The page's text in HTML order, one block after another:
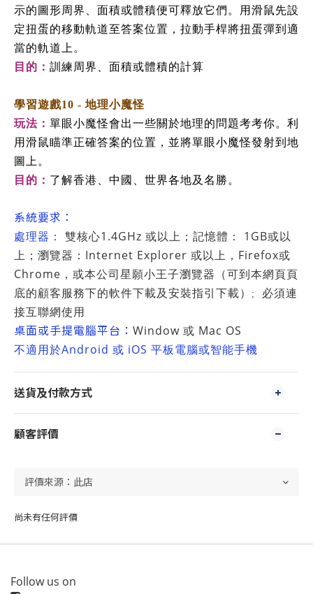
示的圖形周界、面積或體積便可釋放它們。用滑鼠先設
定扭蛋的移動軌道至答案位置，拉動手桿將扭蛋彈到適
當的軌道上。
目的： 訓練周界、面積或體積的計算
學習遊戲10 - 地理小魔怪
玩法： 單眼小魔怪會出一些關於地理的問題考考你。利
用滑鼠瞄準正確答案的位置，並將單眼小魔怪發射到地
圖上。
目的： 了解香港、中國、世界各地及名勝。
系統要求：
處理器： 雙核心1.4GHz 或以上；記憶體： 1GB或以
上；瀏覽器： Internet Explorer 或以上， Firefox或
Chrome ， 或本公司星願小王子瀏覽器（可到本網頁頁
底的顧客服務下的軟件下載及安裝指引下載）
;
必須連
接互聯網使用
桌面或手提電腦平台： Window 或 Mac OS
不適用於Android 或 iOS 平板電腦或智能手機
送貨及付款方式
顧客評價
尚未有任何評價
Follow us on